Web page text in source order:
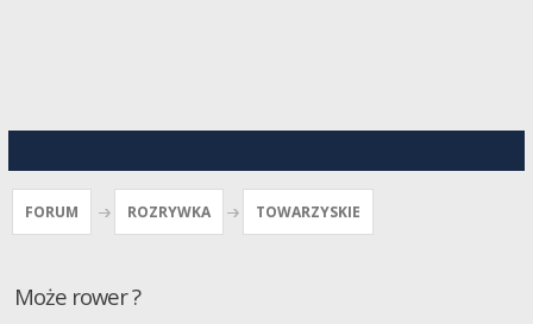
FORUM ROZRYWKA TOWARZYSKIE
Może rower ?